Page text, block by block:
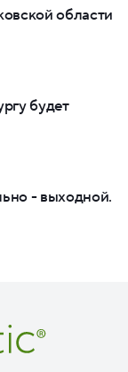
области
будет
- выходной.